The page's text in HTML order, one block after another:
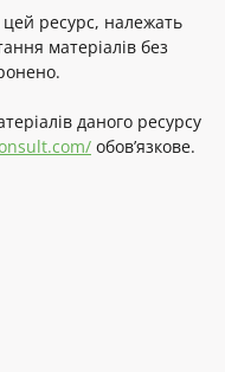
цей ресурс, належать
матеріалів без
даного ресурсу
обов’язкове.